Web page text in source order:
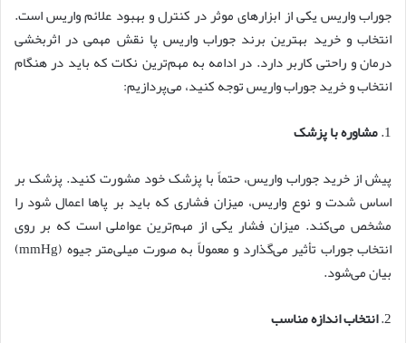
جوراب واریس یکی از ابزارهای موثر در کنترل و بهبود علائم واریس است.
انتخاب و خرید بهترین برند جوراب واریس پا نقش مهمی در اثربخشی
درمان و راحتی کاربر دارد. در ادامه به مهم‌ترین نکات که باید در هنگام
انتخاب و خرید جوراب واریس توجه کنید، می‌پردازیم:
1. مشاوره با پزشک
پیش از خرید جوراب واریس، حتماً با پزشک خود مشورت کنید. پزشک بر
اساس شدت و نوع واریس، میزان فشاری که باید بر پاها اعمال شود را
مشخص می‌کند. میزان فشار یکی از مهم‌ترین عواملی است که بر روی
انتخاب جوراب تأثیر می‌گذارد و معمولاً به صورت میلی‌متر جیوه (mmHg)
بیان می‌شود.
2. انتخاب اندازه مناسب